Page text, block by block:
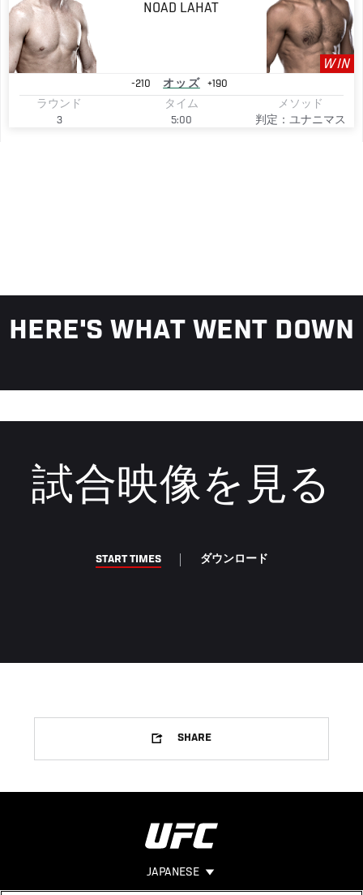
NOAD LAHAT
WIN
-210 オッズ
+190
ラウンド
3
タイム
5:00
メソッド
判定：ユナニマス
HERE'S WHAT WENT DOWN
試合映像を見る
START TIMES ダウンロード
SHARE
JAPANESE